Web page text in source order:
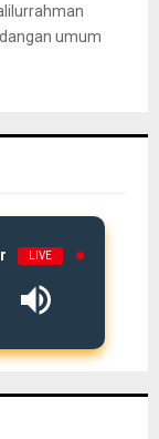
umum
LIVE